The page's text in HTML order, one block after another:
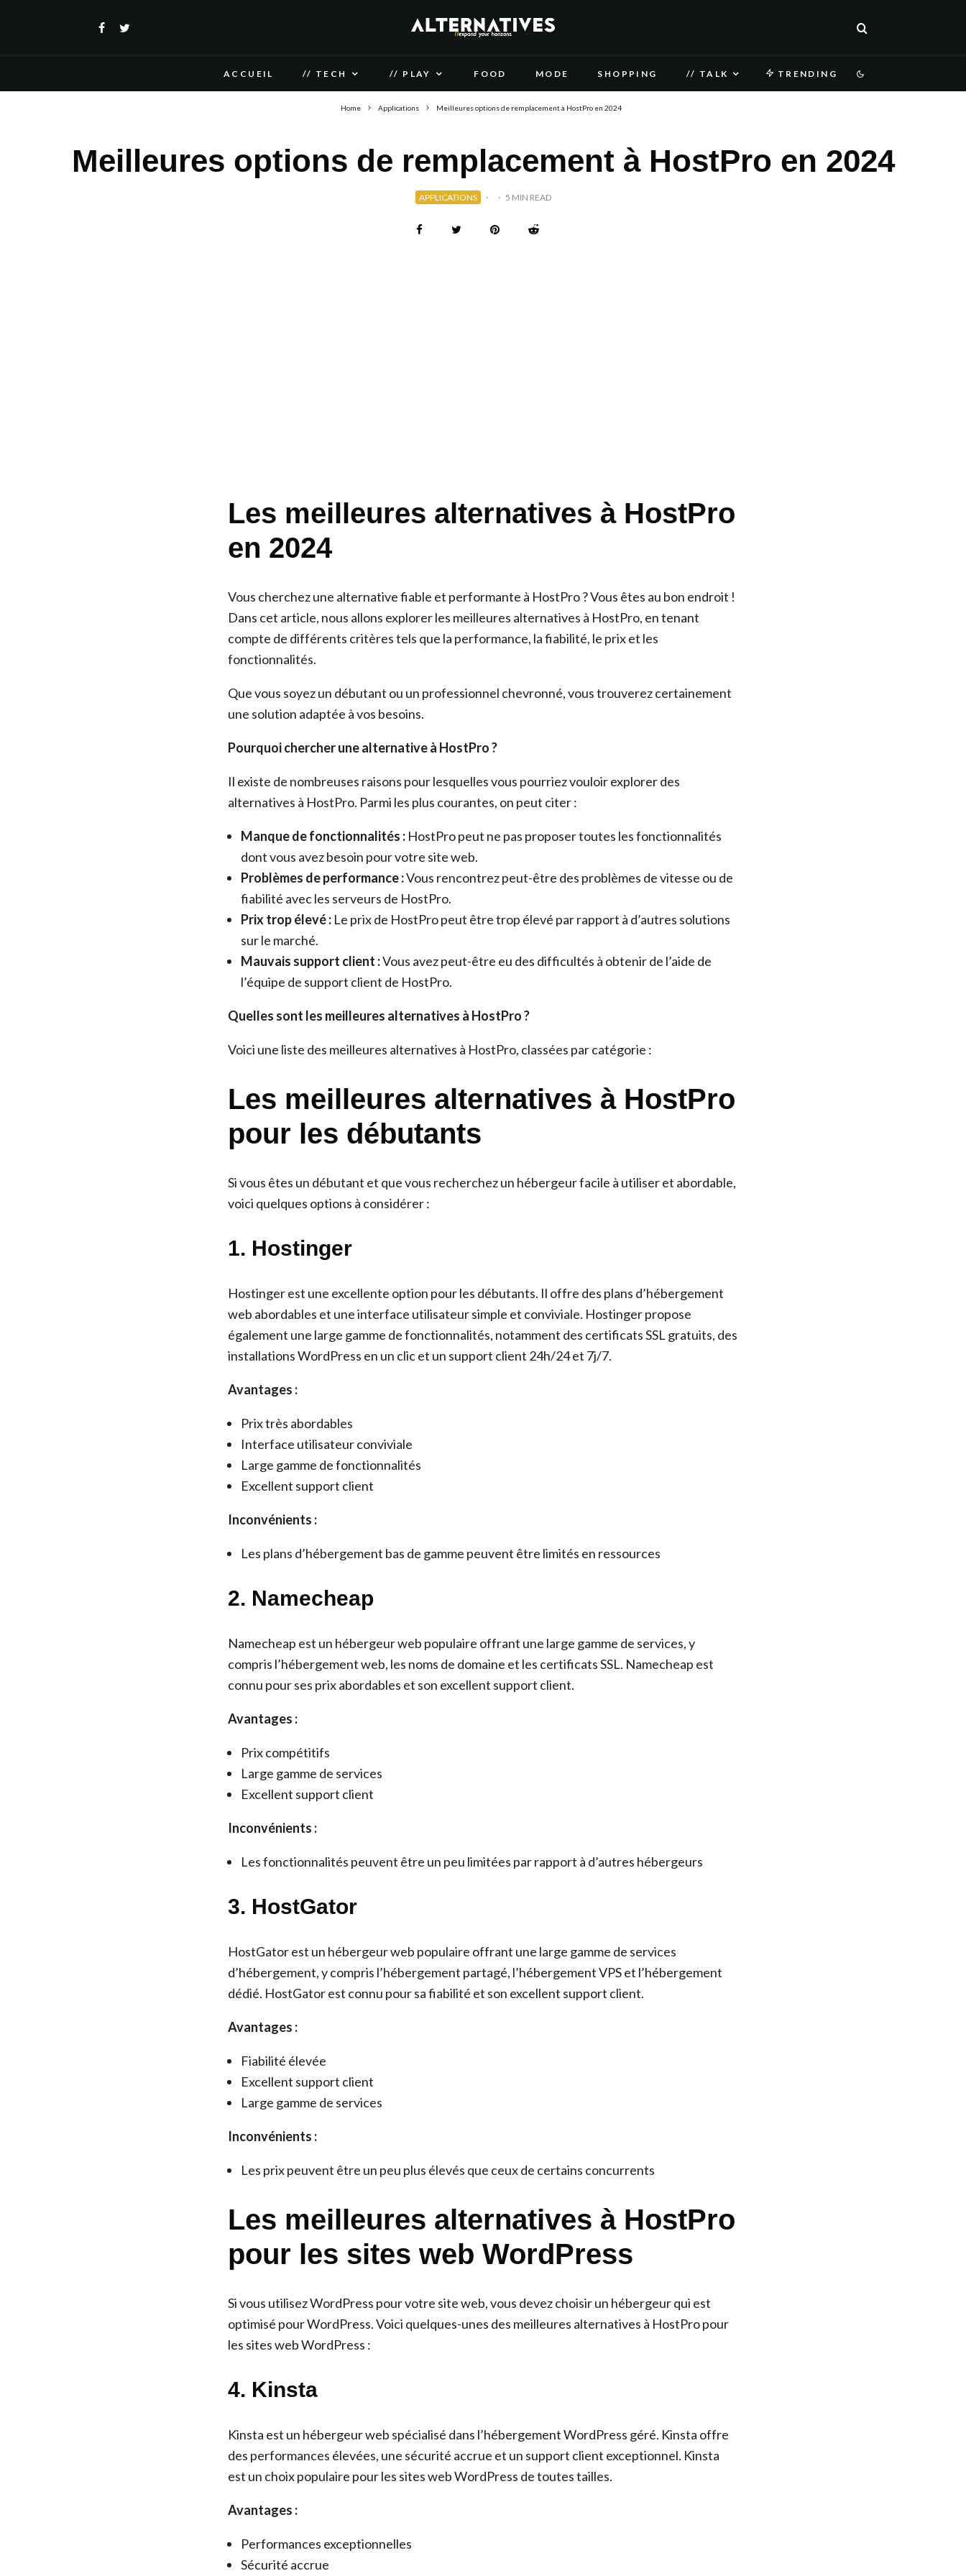
ACCUEIL // TECH // PLAY FOOD MODE SHOPPING // TALK TRENDING
Home Applications Meilleures options de remplacement à HostPro en 2024
Meilleures options de remplacement à HostPro en 2024
APPLICATIONS · · 5 MIN READ
Les meilleures alternatives à HostPro
en 2024
Vous cherchez une alternative fiable et performante à HostPro ? Vous êtes au bon endroit !
Dans cet article, nous allons explorer les meilleures alternatives à HostPro, en tenant
compte de différents critères tels que la performance, la fiabilité, le prix et les
fonctionnalités.
Que vous soyez un débutant ou un professionnel chevronné, vous trouverez certainement
une solution adaptée à vos besoins.
Pourquoi chercher une alternative à HostPro ?
Il existe de nombreuses raisons pour lesquelles vous pourriez vouloir explorer des
alternatives à HostPro. Parmi les plus courantes, on peut citer :
Manque de fonctionnalités : HostPro peut ne pas proposer toutes les fonctionnalités
dont vous avez besoin pour votre site web.
Problèmes de performance :Vous rencontrez peut-être des problèmes de vitesse ou de
fiabilité avec les serveurs de HostPro.
Prix trop élevé : Le prix de HostPro peut être trop élevé par rapport à d’autres solutions
sur le marché.
Mauvais support client :Vous avez peut-être eu des difficultés à obtenir de l’aide de
l’équipe de support client de HostPro.
Quelles sont les meilleures alternatives à HostPro ?
Voici une liste des meilleures alternatives à HostPro, classées par catégorie :
Les meilleures alternatives à HostPro
pour les débutants
Si vous êtes un débutant et que vous recherchez un hébergeur facile à utiliser et abordable,
voici quelques options à considérer :
1. Hostinger
Hostinger est une excellente option pour les débutants. Il offre des plans d’hébergement
web abordables et une interface utilisateur simple et conviviale. Hostinger propose
également une large gamme de fonctionnalités, notamment des certificats SSL gratuits, des
installations WordPress en un clic et un support client 24h/24 et 7j/7.
Avantages :
Prix très abordables
Interface utilisateur conviviale
Large gamme de fonctionnalités
Excellent support client
Inconvénients :
Les plans d’hébergement bas de gamme peuvent être limités en ressources
2. Namecheap
Namecheap est un hébergeur web populaire offrant une large gamme de services, y
compris l’hébergement web, les noms de domaine et les certificats SSL. Namecheap est
connu pour ses prix abordables et son excellent support client.
Avantages :
Prix compétitifs
Large gamme de services
Excellent support client
Inconvénients :
Les fonctionnalités peuvent être un peu limitées par rapport à d’autres hébergeurs
3. HostGator
HostGator est un hébergeur web populaire offrant une large gamme de services
d’hébergement, y compris l’hébergement partagé, l’hébergement VPS et l’hébergement
dédié. HostGator est connu pour sa fiabilité et son excellent support client.
Avantages :
Fiabilité élevée
Excellent support client
Large gamme de services
Inconvénients :
Les prix peuvent être un peu plus élevés que ceux de certains concurrents
Les meilleures alternatives à HostPro
pour les sites web WordPress
Si vous utilisez WordPress pour votre site web, vous devez choisir un hébergeur qui est
optimisé pour WordPress. Voici quelques-unes des meilleures alternatives à HostPro pour
les sites web WordPress :
4. Kinsta
Kinsta est un hébergeur web spécialisé dans l’hébergement WordPress géré. Kinsta offre
des performances élevées, une sécurité accrue et un support client exceptionnel. Kinsta
est un choix populaire pour les sites web WordPress de toutes tailles.
Avantages :
Performances exceptionnelles
Sécurité accrue